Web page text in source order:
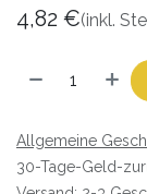
4,82 €(inkl.
Allgemeine
30-Tage-Geld-